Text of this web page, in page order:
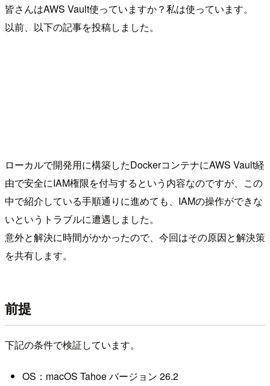
皆さんはAWS Vault使っていますか？私は使っています。
以前、以下の記事を投稿しました。
ローカルで開発用に構築したDockerコンテナにAWS Vault経
由で安全にIAM権限を付与するという内容なのですが、この
中で紹介している手順通りに進めても、IAMの操作ができな
いというトラブルに遭遇しました。
意外と解決に時間がかかったので、今回はその原因と解決策
を共有します。
前提
下記の条件で検証しています。
OS：macOS Tahoe バージョン 26.2